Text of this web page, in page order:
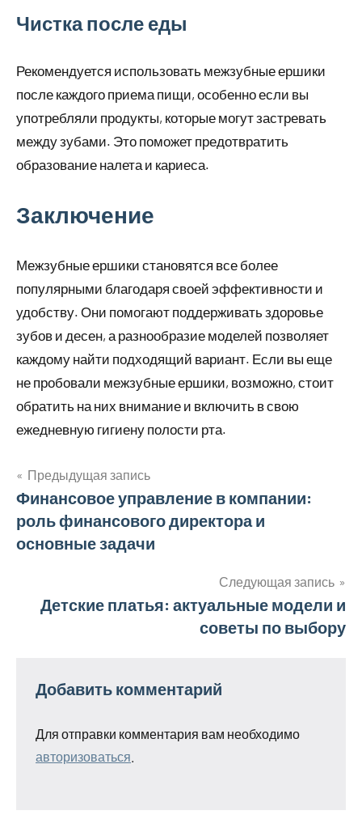
Чистка после еды
Рекомендуется использовать межзубные ершики
после каждого приема пищи, особенно если вы
употребляли продукты, которые могут застревать
между зубами. Это поможет предотвратить
образование налета и кариеса.
Заключение
Межзубные ершики становятся все более
популярными благодаря своей эффективности и
удобству. Они помогают поддерживать здоровье
зубов и десен, а разнообразие моделей позволяет
каждому найти подходящий вариант. Если вы еще
не пробовали межзубные ершики, возможно, стоит
обратить на них внимание и включить в свою
ежедневную гигиену полости рта.
Навигация
по
Предыдущая запись
Финансовое управление в компании:
роль финансового директора и
основные задачи
Следующая запись
Детские платья: актуальные модели и
советы по выбору
Добавить комментарий
Для отправки комментария вам необходимо
авторизоваться